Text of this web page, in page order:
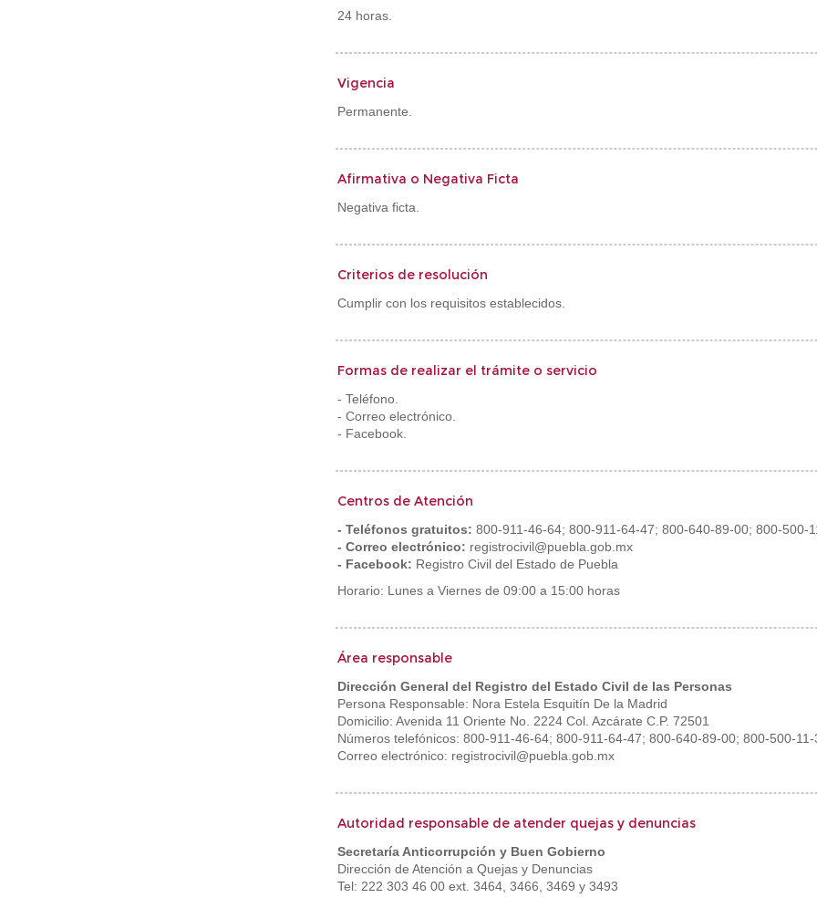
24 horas.
Vigencia
Permanente.
Afirmativa o Negativa Ficta
Negativa ficta.
Criterios de resolución
Cumplir con los requisitos establecidos.
Formas de realizar el trámite o servicio
- Teléfono.
- Correo electrónico.
- Facebook.
Centros de Atención
- Teléfonos gratuitos: 800-911-46-64; 800-911-64-47; 800-640-89-00; 800-500-
- Correo electrónico: registrocivil@puebla.gob.mx
- Facebook: Registro Civil del Estado de Puebla
Horario: Lunes a Viernes de 09:00 a 15:00 horas
Área responsable
Dirección General del Registro del Estado Civil de las Personas
Persona Responsable: Nora Estela Esquitín De la Madrid
Domicilio: Avenida 11 Oriente No. 2224 Col. Azcárate C.P. 72501
Números telefónicos: 800-911-46-64; 800-911-64-47; 800-640-89-00; 800-500-11-
Correo electrónico: registrocivil@puebla.gob.mx
Autoridad responsable de atender quejas y denuncias
Secretaría Anticorrupción y Buen Gobierno
Dirección de Atención a Quejas y Denuncias
Tel: 222 303 46 00 ext. 3464, 3466, 3469 y 3493